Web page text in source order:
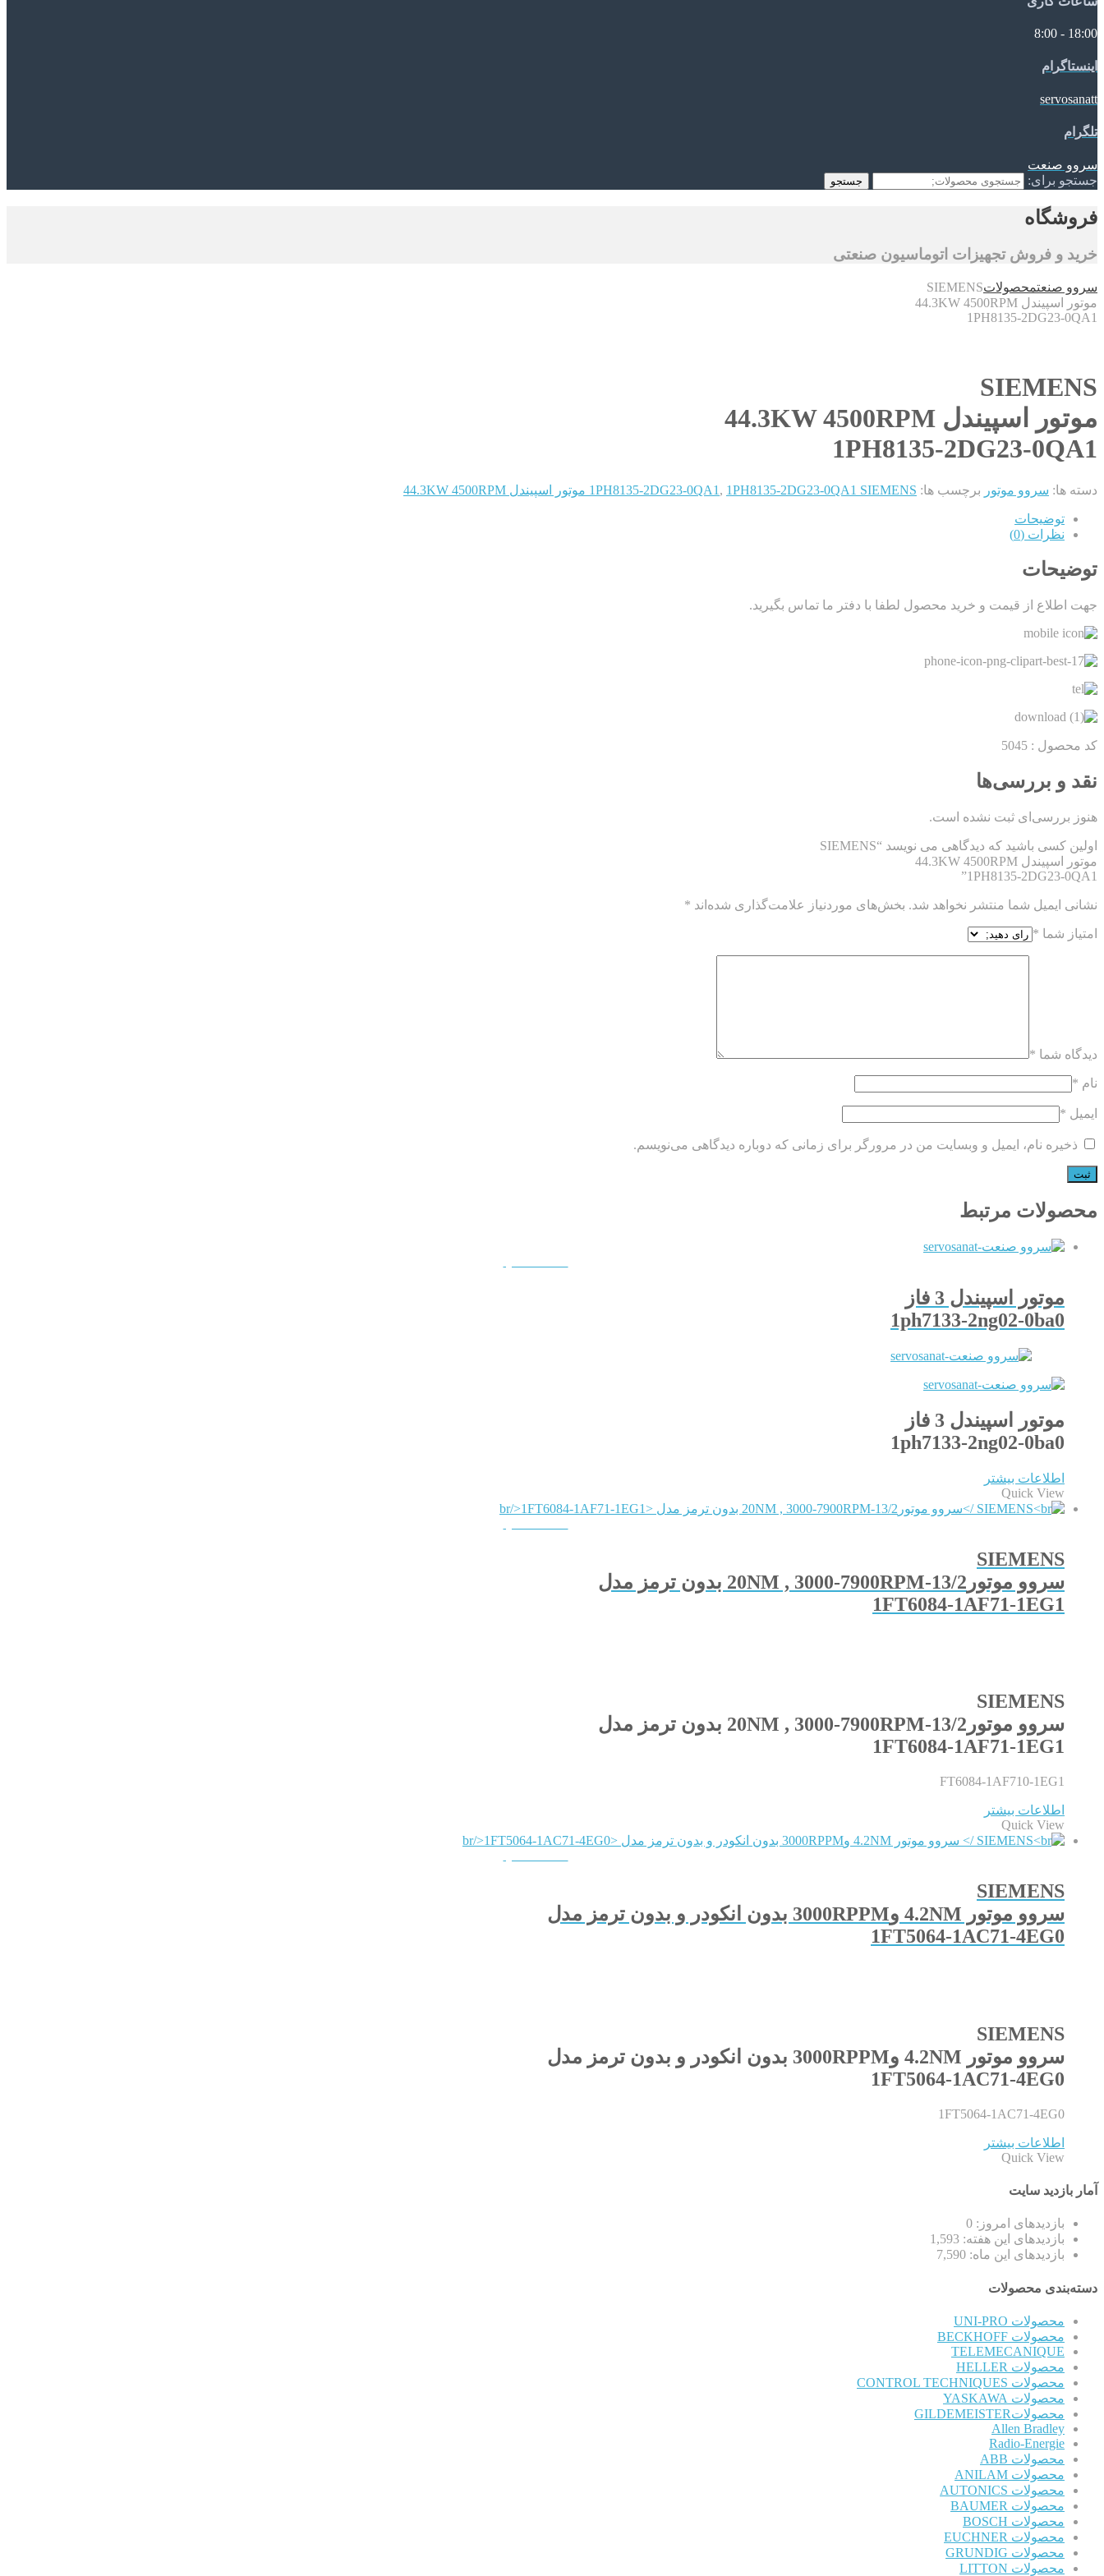
18:00 - 8:00
اینستاگرام
servosanatt
تلگرام
سروو صنعت
جستجو برای:
جستجو
فروشگاه
خرید و فروش تجهیزات اتوماسیون صنعتی
سروو صنعتمحصولاتSIEMENS
موتور اسپیندل 44.3KW 4500RPM
1PH8135-2DG23-0QA1
SIEMENS
موتور اسپیندل 44.3KW 4500RPM
1PH8135-2DG23-0QA1
دسته ها: سروو موتور برچسب ها: 1PH8135-2DG23-0QA1 , 1PH8135-2DG23-0QA1 SIEMENS موتور اسپیندل 44.3KW 4500RPM
توضیحات
نظرات (0)
توضیحات
جهت اطلاع از قیمت و خرید محصول لطفا با دفتر ما تماس بگیرید.
کد محصول : 5045
نقد و بررسی‌ها
هنوز بررسی‌ای ثبت نشده است.
اولین کسی باشید که دیدگاهی می نویسد “SIEMENS
موتور اسپیندل 44.3KW 4500RPM
1PH8135-2DG23-0QA1”
نشانی ایمیل شما منتشر نخواهد شد. بخش‌های موردنیاز علامت‌گذاری شده‌اند *
امتیاز شما *
دیدگاه شما *
نام *
ایمیل *
ذخیره نام، ایمیل و وبسایت من در مرورگر برای زمانی که دوباره دیدگاهی می‌نویسم.
محصولات مرتبط
موتور اسپیندل 3 فاز
1ph7133-2ng02-0ba0
موتور اسپیندل 3 فاز
1ph7133-2ng02-0ba0
اطلاعات بیشتر
Quick View
SIEMENS
سروو موتور13/2-20NM , 3000-7900RPM بدون ترمز مدل
1FT6084-1AF71-1EG1
SIEMENS
سروو موتور13/2-20NM , 3000-7900RPM بدون ترمز مدل
1FT6084-1AF71-1EG1
FT6084-1AF710-1EG1
اطلاعات بیشتر
Quick View
SIEMENS
سروو موتور 4.2NM و3000RPPM بدون انکودر و بدون ترمز مدل
1FT5064-1AC71-4EG0
SIEMENS
سروو موتور 4.2NM و3000RPPM بدون انکودر و بدون ترمز مدل
1FT5064-1AC71-4EG0
1FT5064-1AC71-4EG0
اطلاعات بیشتر
Quick View
آمار بازدید سایت
بازدیدهای امروز: 0
بازدیدهای این هفته: 1,593
بازدیدهای این ماه: 7,590
دسته‌بندی محصولات
محصولات UNI-PRO
محصولات BECKHOFF
TELEMECANIQUE
محصولات HELLER
محصولات CONTROL TECHNIQUES
محصولات YASKAWA
محصولاتGILDEMEISTER
Allen Bradley
Radio-Energie
محصولات ABB
محصولات ANILAM
محصولات AUTONICS
محصولات BAUMER
محصولات BOSCH
محصولات EUCHNER
محصولات GRUNDIG
محصولات LITTON